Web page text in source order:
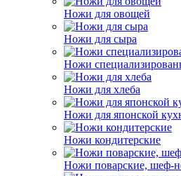
Ножи для овощей
Ножи для сыра
Ножи
Ножи для хлеба
Ножи для японской
Ножи кондитерские
Ножи поварские, шеф-